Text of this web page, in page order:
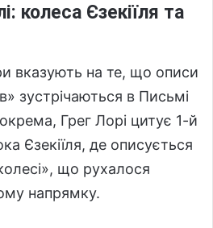
колеса Єзекіїля та
вказують на те, що описи
зустрічаються в Письмі
Грег Лорі цитує 1-й
Єзекіїля, де описується
що рухалося
напрямку.